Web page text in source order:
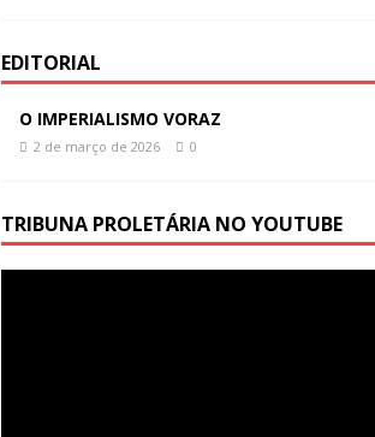
EDITORIAL
O IMPERIALISMO VORAZ
2 de março de 2026 0
TRIBUNA PROLETÁRIA NO YOUTUBE